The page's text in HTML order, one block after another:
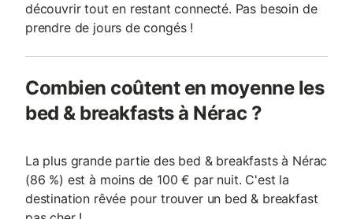
découvrir tout en restant connecté. Pas besoin de
prendre de jours de congés !
Combien coûtent en moyenne les
bed & breakfasts à Nérac ?
La plus grande partie des bed & breakfasts à Nérac
(86 %) est à moins de 100 € par nuit. C'est la
destination rêvée pour trouver un bed & breakfast